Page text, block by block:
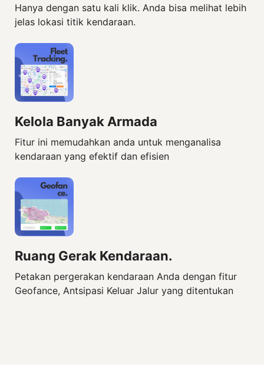
Hanya dengan satu kali klik. Anda bisa melihat lebih
jelas lokasi titik kendaraan.
Kelola Banyak Armada
Fitur ini memudahkan anda untuk menganalisa
kendaraan yang efektif dan efisien
Ruang Gerak Kendaraan.
Petakan pergerakan kendaraan Anda dengan fitur
Geofance, Antsipasi Keluar Jalur yang ditentukan